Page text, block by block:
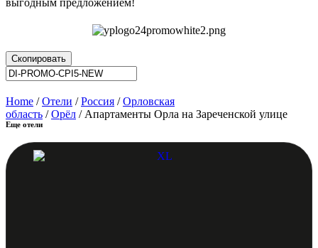
Скопировать
Home /Отели /Россия /Орловская
область /Орёл / Апартаменты Орла на Зареченской улице
Еще отели